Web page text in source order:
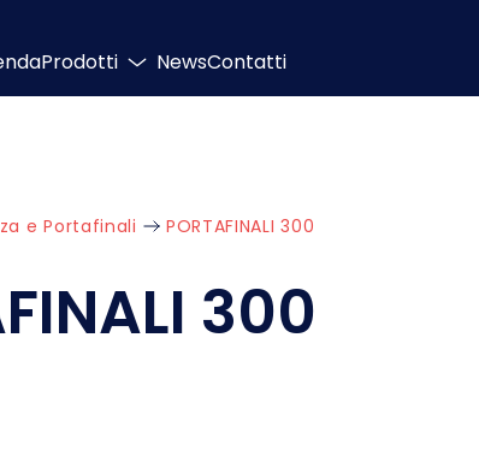
Prodotti NewsContatti
e Portafinali PORTAFINALI 300
300